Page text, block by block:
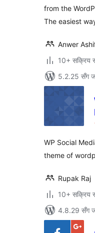
from the
The easiest
Anwer
10+ सक्रिय
5.2.25 सँग
WP Social
theme of
Rupak Raj
10+ सक्रिय
4.8.29 सँग